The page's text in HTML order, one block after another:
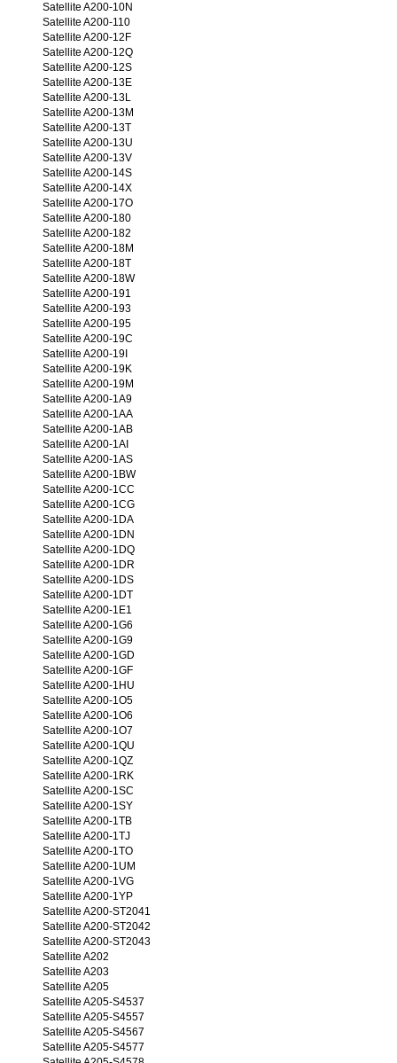
Satellite A200-10N
Satellite A200-110
Satellite A200-12F
Satellite A200-12Q
Satellite A200-12S
Satellite A200-13E
Satellite A200-13L
Satellite A200-13M
Satellite A200-13T
Satellite A200-13U
Satellite A200-13V
Satellite A200-14S
Satellite A200-14X
Satellite A200-17O
Satellite A200-180
Satellite A200-182
Satellite A200-18M
Satellite A200-18T
Satellite A200-18W
Satellite A200-191
Satellite A200-193
Satellite A200-195
Satellite A200-19C
Satellite A200-19I
Satellite A200-19K
Satellite A200-19M
Satellite A200-1A9
Satellite A200-1AA
Satellite A200-1AB
Satellite A200-1AI
Satellite A200-1AS
Satellite A200-1BW
Satellite A200-1CC
Satellite A200-1CG
Satellite A200-1DA
Satellite A200-1DN
Satellite A200-1DQ
Satellite A200-1DR
Satellite A200-1DS
Satellite A200-1DT
Satellite A200-1E1
Satellite A200-1G6
Satellite A200-1G9
Satellite A200-1GD
Satellite A200-1GF
Satellite A200-1HU
Satellite A200-1O5
Satellite A200-1O6
Satellite A200-1O7
Satellite A200-1QU
Satellite A200-1QZ
Satellite A200-1RK
Satellite A200-1SC
Satellite A200-1SY
Satellite A200-1TB
Satellite A200-1TJ
Satellite A200-1TO
Satellite A200-1UM
Satellite A200-1VG
Satellite A200-1YP
Satellite A200-ST2041
Satellite A200-ST2042
Satellite A200-ST2043
Satellite A202
Satellite A203
Satellite A205
Satellite A205-S4537
Satellite A205-S4557
Satellite A205-S4567
Satellite A205-S4577